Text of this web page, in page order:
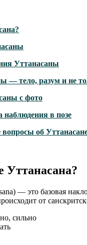
Уттанасаны
— тело, разум и не
с фото
в позе
об
Уттанасана?
— это базовая
от
сильно